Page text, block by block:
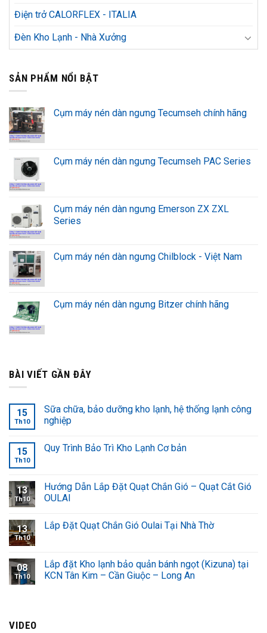
Điện trở CALORFLEX - ITALIA
Đèn Kho Lạnh - Nhà Xưởng
SẢN PHẨM NỔI BẬT
Cụm máy nén dàn ngưng Tecumseh chính hãng
Cụm máy nén dàn ngưng Tecumseh PAC Series
Cụm máy nén dàn ngưng Emerson ZX ZXL
Series
Cụm máy nén dàn ngưng Chilblock - Việt Nam
Cụm máy nén dàn ngưng Bitzer chính hãng
BÀI VIẾT GẦN ĐÂY
15
Th10
Sữa chữa, bảo dưỡng kho lạnh, hệ thống lạnh công
nghiệp
15
Th10
Quy Trình Bảo Trì Kho Lạnh Cơ bản
13
Th10
Hướng Dẫn Lắp Đặt Quạt Chắn Gió – Quạt Cắt Gió
OULAI
13
Th10
Lắp Đặt Quạt Chắn Gió Oulai Tại Nhà Thờ
08
Th10
Lắp đặt Kho lạnh bảo quản bánh ngọt (Kizuna) tại
KCN Tân Kim – Cần Giuộc – Long An
VIDEO